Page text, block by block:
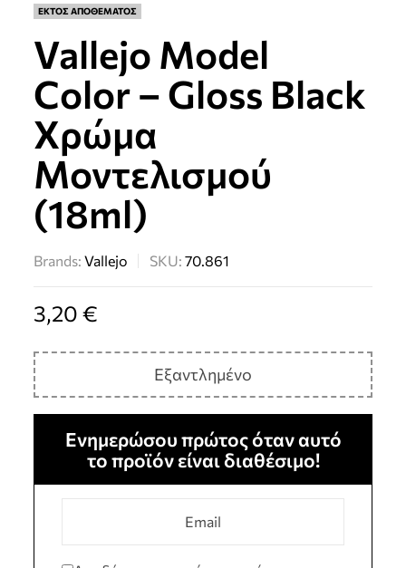
ΕΚΤΟΣ ΑΠΟΘΕΜΑΤΟΣ
Vallejo Model
Color – Gloss Black
Χρώμα
Μοντελισμού
(18ml)
Brands:Vallejo SKU:70.861
3,20€
Εξαντλημένο
Ενημερώσου πρώτος όταν αυτό
το προϊόν είναι διαθέσιμο!